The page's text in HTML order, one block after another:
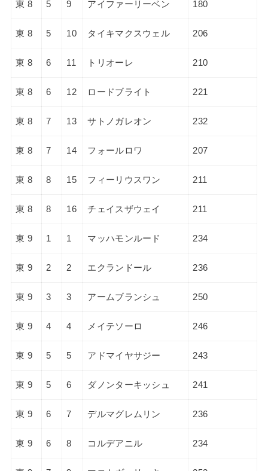
東 8 5 9 アイファーリーベン 180
東 8 5 10 タイキマクスウェル 206
東 8 6 11 トリオーレ 210
東 8 6 12 ロードブライト 221
東 8 7 13 サトノガレオン 232
東 8 7 14 フォールロワ 207
東 8 8 15 フィーリウスワン 211
東 8 8 16 チェイスザウェイ 211
東 9 1 1 マッハモンルード 234
東 9 2 2 エクランドール 236
東 9 3 3 アームブランシュ 250
東 9 4 4 メイテソーロ 246
東 9 5 5 アドマイヤサジー 243
東 9 5 6 ダノンターキッシュ 241
東 9 6 7 デルマグレムリン 236
東 9 6 8 コルデアニル 234